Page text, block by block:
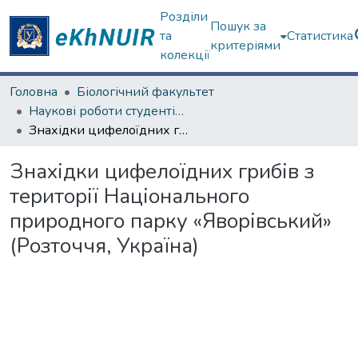
Розділи
та
колекції
Пошук за
критеріями
Статистика
Головна
Біологічний факультет
Наукові роботи студентів та аспірантів. Біологічний факультет
Знахідки цифелоїдних грибів з території Національного природного парку «Яворівський» (Розточчя, Україна)
Знахідки цифелоїдних грибів з
території Національного
природного парку «Яворівський»
(Розточчя, Україна)